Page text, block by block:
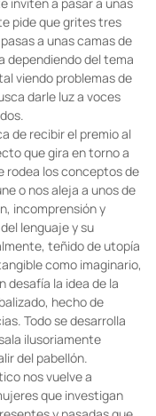
pide que grites tres
a unas camas de
dependiendo del tema
viendo problemas de
darle luz a voces
de recibir el premio al
que gira en torno a
rodea los conceptos de
o nos aleja a unos de
incomprensión y
lenguaje y su
teñido de utopía
como imaginario,
desafía la idea de la
hecho de
Todo se desarrolla
ilusoriamente
del pabellón.
nos vuelve a
que investigan